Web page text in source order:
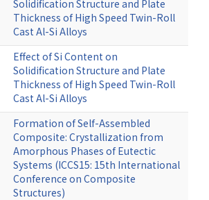
Solidification Structure and Plate
Thickness of High Speed Twin-Roll
Cast Al-Si Alloys
Effect of Si Content on
Solidification Structure and Plate
Thickness of High Speed Twin-Roll
Cast Al-Si Alloys
Formation of Self-Assembled
Composite: Crystallization from
Amorphous Phases of Eutectic
Systems (ICCS15: 15th International
Conference on Composite
Structures)